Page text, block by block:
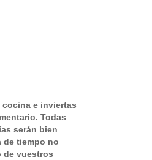
cocina e inviertas
Todas
serán bien
de tiempo no
de vuestros